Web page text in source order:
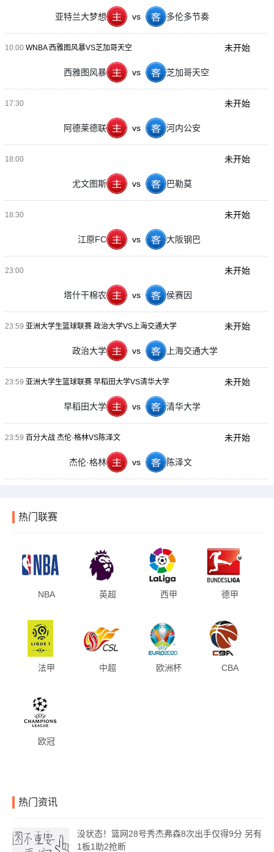
亚特兰大梦想 vs 多伦多节奏
10:00 WNBA 西雅图风暴VS芝加哥天空
西雅图风暴 vs 芝加哥天空
未开始
17:30
阿德莱德联 vs 河内公安
未开始
18:00
尤文图斯 vs 巴勒莫
未开始
18:30
江原FC vs 大阪钢巴
未开始
23:00
塔什干棉农 vs 侯赛因
未开始
23:59 亚洲大学生篮球联赛 政治大学VS上海交通大学
政治大学 vs 上海交通大学
未开始
23:59 亚洲大学生篮球联赛 早稻田大学VS清华大学
早稻田大学 vs 清华大学
未开始
23:59 百分大战 杰伦·格林VS陈泽文
杰伦·格林 vs 陈泽文
未开始
热门联赛
NBA 英超 西甲 德甲
法甲 中超 欧洲杯 CBA
欧冠
热门资讯
没状态！篮网28号秀杰弗森8次出手仅得9分 另有
1板1助2抢断